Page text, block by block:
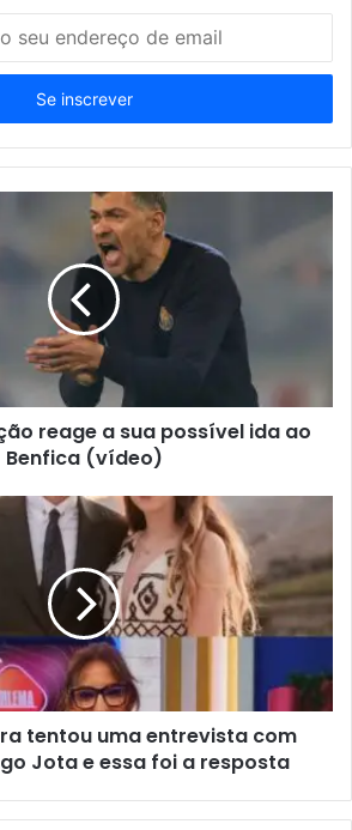
reage a sua possível ida ao
Benfica (vídeo)
tentou uma entrevista com
Jota e essa foi a resposta